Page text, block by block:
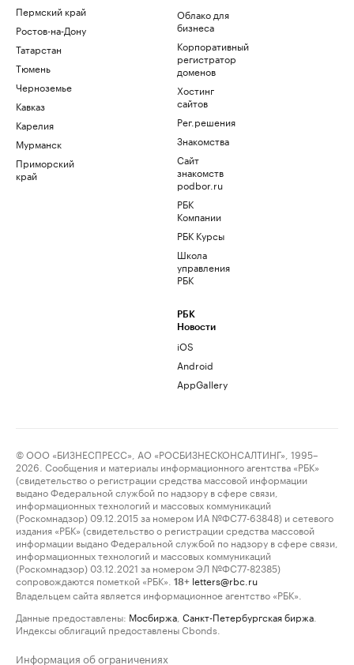
Пермский край
Ростов-на-Дону
Татарстан
Тюмень
Черноземье
Кавказ
Карелия
Мурманск
Приморский
край
Облако для
бизнеса
Корпоративный
регистратор
доменов
Хостинг
сайтов
Рег.решения
Знакомства
Сайт
знакомств
podbor.ru
РБК
Компании
РБК Курсы
Школа
управления
РБК
РБК
Новости
iOS
Android
AppGallery
© ООО «БИЗНЕСПРЕСС», АО «РОСБИЗНЕСКОНСАЛТИНГ», 1995–
2026. Сообщения и материалы информационного агентства «РБК»
(свидетельство о регистрации средства массовой информации
выдано Федеральной службой по надзору в сфере связи,
информационных технологий и массовых коммуникаций
(Роскомнадзор) 09.12.2015 за номером ИА №ФС77-63848) и сетевого
издания «РБК» (свидетельство о регистрации средства массовой
информации выдано Федеральной службой по надзору в сфере связи,
информационных технологий и массовых коммуникаций
(Роскомнадзор) 03.12.2021 за номером ЭЛ №ФС77-82385)
сопровождаются пометкой «РБК».
18+ letters@rbc.ru
Владельцем сайта является информационное агентство «РБК».
Данные предоставлены: Мосбиржа Санкт-Петербургская биржа
Индексы облигаций предоставлены Cbonds.
Информация об ограничениях